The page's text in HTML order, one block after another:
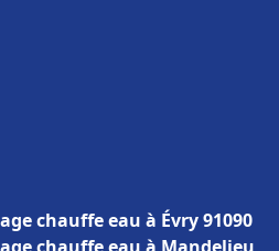
chauffe eau à Évry 91090